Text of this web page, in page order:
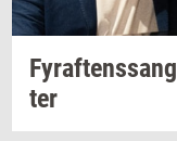
Fyraf­tens­sang
ter